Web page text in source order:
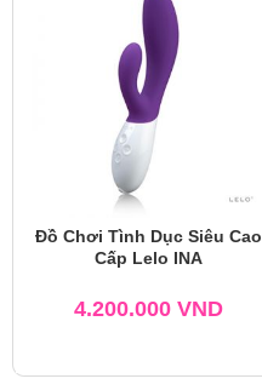
Đồ Chơi Tình Dục Siêu Cao
Cấp Lelo INA
4.200.000 VND